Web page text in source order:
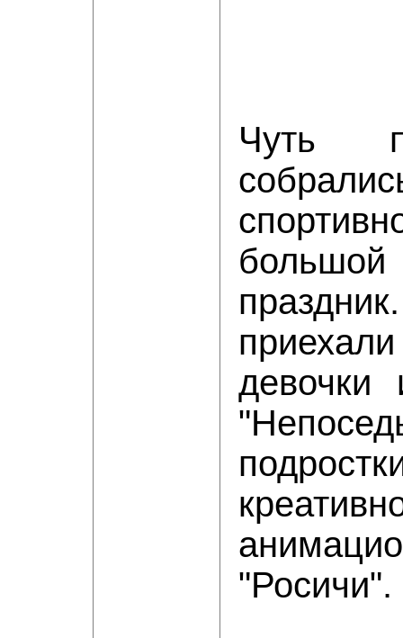
Чуть
девочки
"Росичи".